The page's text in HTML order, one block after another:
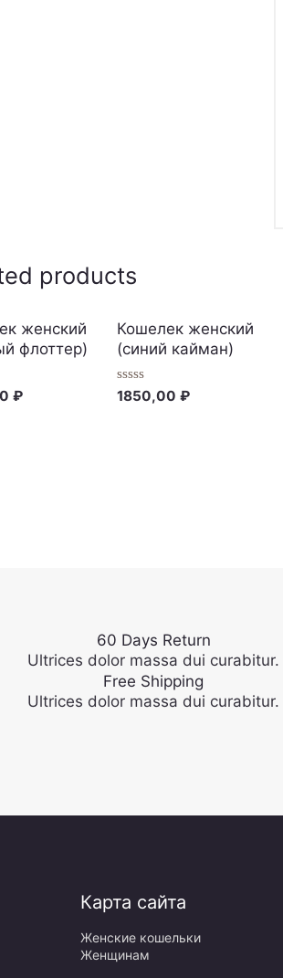
products
женский
флоттер)
₽
Кошелек женский
(синий кайман)
Rated
0
1850,00 ₽
60 Days Return
Ultrices dolor massa dui curabitur.
Free Shipping
Ultrices dolor massa dui curabitur.
Карта сайта
Женские кошельки
Женщинам